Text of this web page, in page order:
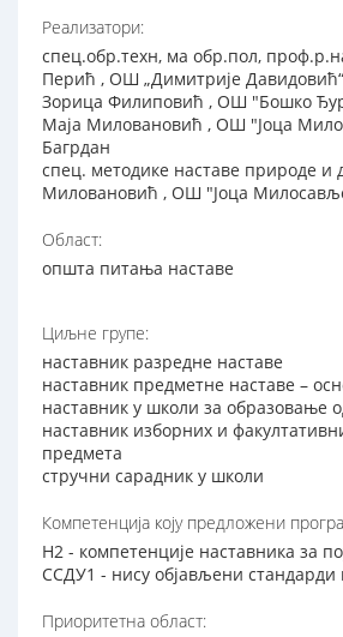
Реализатори:
спец.обр.техн, ма обр.пол,
Перић , ОШ „Димитрије
Зорица Филиповић , ОШ "Бошко
Маја Миловановић , ОШ "Јоца
Багрдан
спец. методике наставе природе и
Миловановић , ОШ "Јоца
Област:
општа питања наставе
Циљне групе:
наставник разредне наставе
наставник предметне наставе –
наставник у школи за образовање
наставник изборних и
предмета
стручни сарадник у школи
Компетенција коју предложени
Н2 - компетенције наставника за
ССДУ1 - нису објављени стандарди
Приоритетна област: